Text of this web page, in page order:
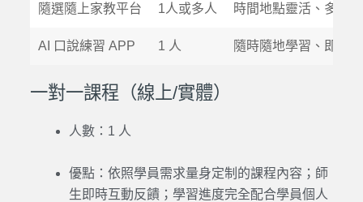
隨選隨上家教平台 1人或多人 時間地點靈活、多樣
AI 口說練習 APP 1 人 隨時隨地學習、即時
一對一課程（線上/實體）
人數：1 人
優點：依照學員需求量身定制的課程內容；師
生即時互動反饋；學習進度完全配合學員個人